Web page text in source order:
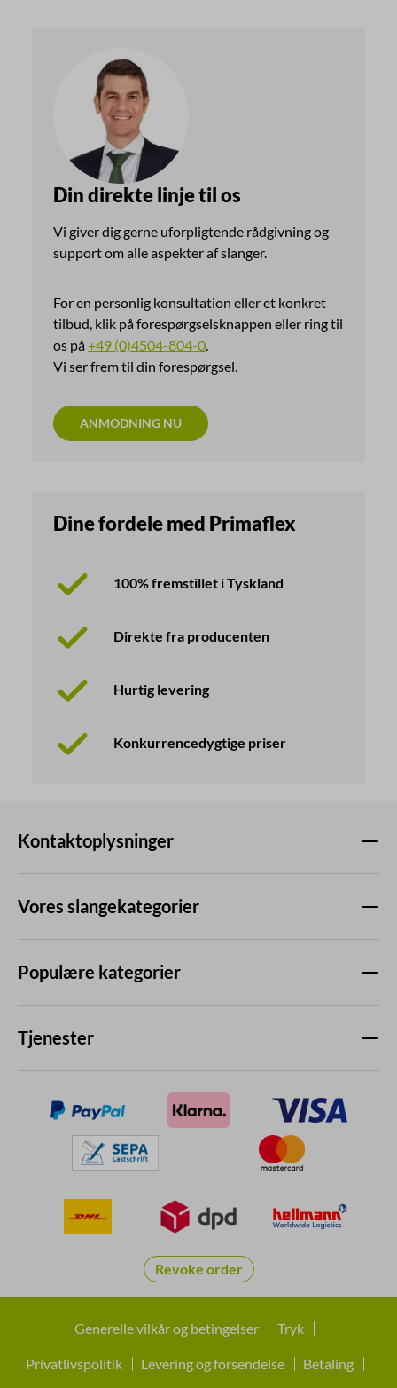
Din direkte linje til os
Vi giver dig gerne uforpligtende rådgivning og
support om alle aspekter af slanger.
For en personlig konsultation eller et konkret
tilbud, klik på forespørgselsknappen eller ring til
os på +49 (0)4504-804-0
Vi ser frem til din forespørgsel.
ANMODNING NU
Dine fordele med Primaflex
100% fremstillet i Tyskland
Direkte fra producenten
Hurtig levering
Konkurrencedygtige priser
Kontaktoplysninger
Vores slangekategorier
Populære kategorier
Tjenester
Revoke order
Generelle vilkår og betingelser Tryk
Privatlivspolitik Levering og forsendelse Betaling